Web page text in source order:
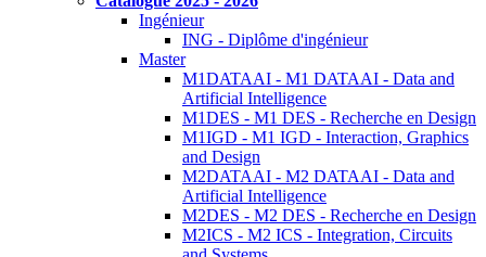
Ingénieur
ING - Diplôme d'ingénieur
Master
M1DATAAI - M1 DATAAI - Data and
Artificial Intelligence
M1DES - M1 DES - Recherche en Design
M1IGD - M1 IGD - Interaction, Graphics
and Design
M2DATAAI - M2 DATAAI - Data and
Artificial Intelligence
M2DES - M2 DES - Recherche en Design
M2ICS - M2 ICS - Integration, Circuits